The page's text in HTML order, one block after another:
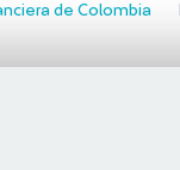
de Colombia